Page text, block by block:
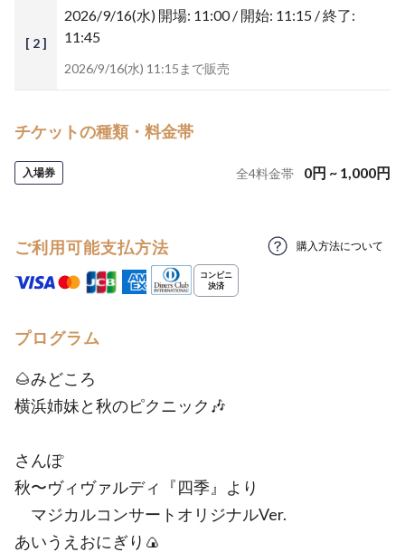
[ 2 ]
2026/9/16(水) 開場: 11:00 / 開始: 11:15 / 終了:
11:45
2026/9/16(水) 11:15まで販売
チケットの種類・料金帯
入場券 全4料金帯 0円 ~ 1,000円
ご利用可能支払方法 購入方法について
プログラム
🌰みどころ
横浜姉妹と秋のピクニック🎶
さんぽ
秋〜ヴィヴァルディ『四季』より
マジカルコンサートオリジナルVer.
あいうえおにぎり🍙